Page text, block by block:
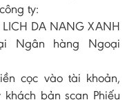
ty:
LICH DA NANG XANH
Ngân hàng Ngoại
cọc vào tài khoản,
bản scan Phiếu